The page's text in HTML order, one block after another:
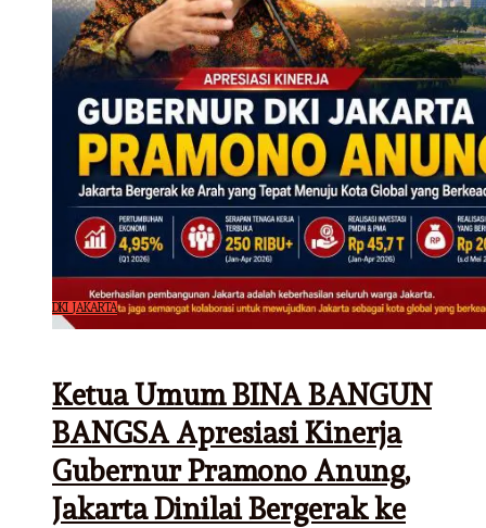
DKI JAKARTA
Ketua Umum BINA BANGUN
BANGSA Apresiasi Kinerja
Gubernur Pramono Anung,
Jakarta Dinilai Bergerak ke